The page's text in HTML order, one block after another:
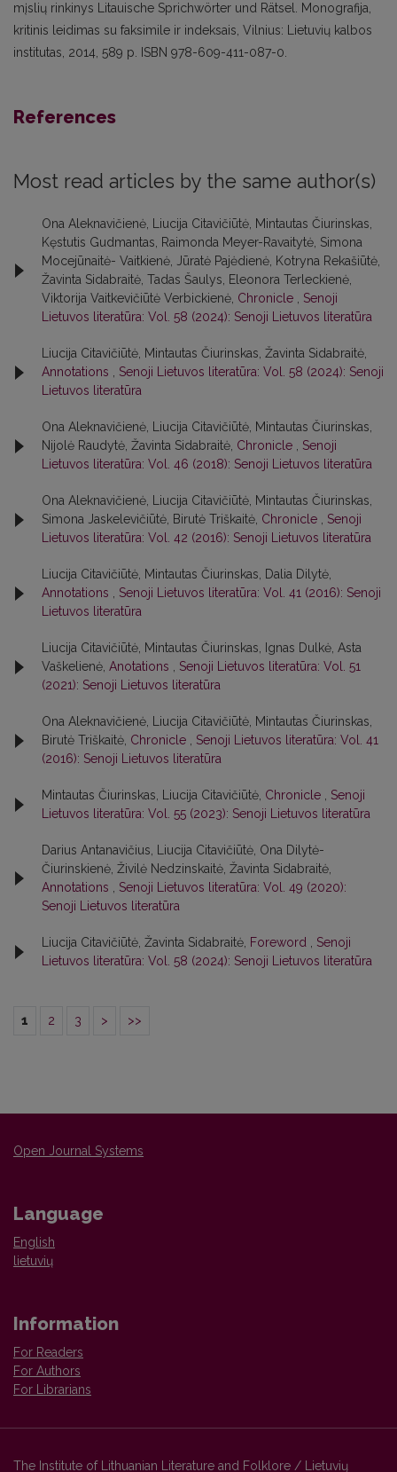
mįslių rinkinys Litauische Sprichwörter und Rätsel. Monografija,
kritinis leidimas su faksimile ir indeksais, Vilnius: Lietuvių kalbos
institutas, 2014, 589 p. ISBN 978-609-411-087-0.
References
Most read articles by the same author(s)
Ona Aleknavičienė, Liucija Citavičiūtė, Mintautas Čiurinskas,
Kęstutis Gudmantas, Raimonda Meyer-Ravaitytė, Simona
Mocejūnaitė- Vaitkienė, Jūratė Pajėdienė, Kotryna Rekašiūtė,
Žavinta Sidabraitė, Tadas Šaulys, Eleonora Terleckienė,
Viktorija Vaitkevičiūtė Verbickienė, Chronicle , Senoji
Lietuvos literatūra: Vol. 58 (2024): Senoji Lietuvos literatūra
Liucija Citavičiūtė, Mintautas Čiurinskas, Žavinta Sidabraitė,
Annotations , Senoji Lietuvos literatūra: Vol. 58 (2024): Senoji
Lietuvos literatūra
Ona Aleknavičienė, Liucija Citavičiūtė, Mintautas Čiurinskas,
Nijolė Raudytė, Žavinta Sidabraitė, Chronicle , Senoji
Lietuvos literatūra: Vol. 46 (2018): Senoji Lietuvos literatūra
Ona Aleknavičienė, Liucija Citavičiūtė, Mintautas Čiurinskas,
Simona Jaskelevičiūtė, Birutė Triškaitė, Chronicle , Senoji
Lietuvos literatūra: Vol. 42 (2016): Senoji Lietuvos literatūra
Liucija Citavičiūtė, Mintautas Čiurinskas, Dalia Dilytė,
Annotations , Senoji Lietuvos literatūra: Vol. 41 (2016): Senoji
Lietuvos literatūra
Liucija Citavičiūtė, Mintautas Čiurinskas, Ignas Dulkė, Asta
Vaškelienė, Anotations , Senoji Lietuvos literatūra: Vol. 51
(2021): Senoji Lietuvos literatūra
Ona Aleknavičienė, Liucija Citavičiūtė, Mintautas Čiurinskas,
Birutė Triškaitė, Chronicle , Senoji Lietuvos literatūra: Vol. 41
(2016): Senoji Lietuvos literatūra
Mintautas Čiurinskas, Liucija Citavičiūtė, Chronicle , Senoji
Lietuvos literatūra: Vol. 55 (2023): Senoji Lietuvos literatūra
Darius Antanavičius, Liucija Citavičiūtė, Ona Dilytė-
Čiurinskienė, Živilė Nedzinskaitė, Žavinta Sidabraitė,
Annotations , Senoji Lietuvos literatūra: Vol. 49 (2020):
Senoji Lietuvos literatūra
Liucija Citavičiūtė, Žavinta Sidabraitė, Foreword , Senoji
Lietuvos literatūra: Vol. 58 (2024): Senoji Lietuvos literatūra
1 2 3 > >>
Open Journal Systems
Language
English
lietuvių
Information
For Readers
For Authors
For Librarians
The Institute of Lithuanian Literature and Folklore / Lietuvių